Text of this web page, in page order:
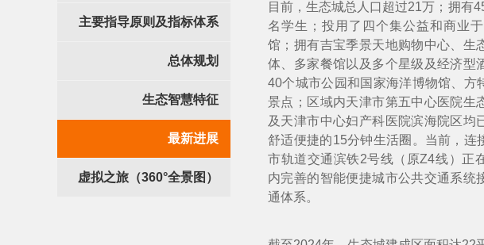
主要指导原则及指标体系
总体规划
生态智慧特征
最新进展
虚拟之旅（360°全景图）
目前，生态城总人口超过21万；拥有
名学生；投用了四个集公益和商业
馆；拥有吉宝季景天地购物中心、生
体、多家餐馆以及多个星级及经济型
40个城市公园和国家海洋博物馆、方
景点；区域内天津市第五中心医院生
及天津市中心妇产科医院滨海院区均
舒适便捷的15分钟生活圈。当前，连
市轨道交通滨铁2号线（原Z4线）正
内完善的智能便捷城市公共交通系统
通体系。